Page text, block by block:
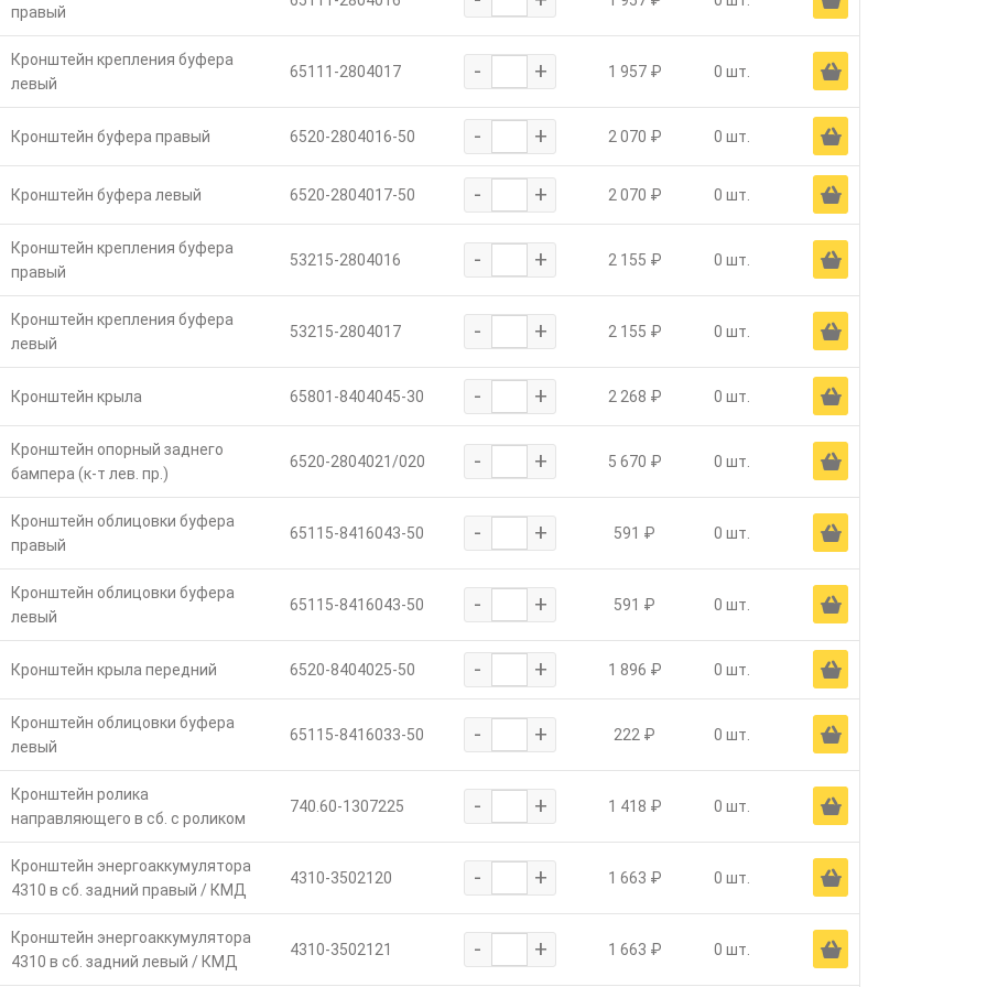
правый
Кронштейн крепления буфера
левый
65111-2804017 - + 1 957 ₽ 0 шт. Ä
Кронштейн буфера правый 6520-2804016-50 - + 2 070 ₽ 0 шт. Ä
Кронштейн буфера левый 6520-2804017-50 - + 2 070 ₽ 0 шт. Ä
Кронштейн крепления буфера
правый
53215-2804016 - + 2 155 ₽ 0 шт. Ä
Кронштейн крепления буфера
левый
53215-2804017 - + 2 155 ₽ 0 шт. Ä
Кронштейн крыла 65801-8404045-30 - + 2 268 ₽ 0 шт. Ä
Кронштейн опорный заднего
бампера (к-т лев. пр.)
6520-2804021/020 - + 5 670 ₽ 0 шт. Ä
Кронштейн облицовки буфера
правый
65115-8416043-50 - + 591 ₽ 0 шт. Ä
Кронштейн облицовки буфера
левый
65115-8416043-50 - + 591 ₽ 0 шт. Ä
Кронштейн крыла передний 6520-8404025-50 - + 1 896 ₽ 0 шт. Ä
Кронштейн облицовки буфера
левый
65115-8416033-50 - + 222 ₽ 0 шт. Ä
Кронштейн ролика
направляющего в сб. с роликом
740.60-1307225 - + 1 418 ₽ 0 шт. Ä
Кронштейн энергоаккумулятора
4310 в сб. задний правый / КМД
4310-3502120 - + 1 663 ₽ 0 шт. Ä
Кронштейн энергоаккумулятора
4310 в сб. задний левый / КМД
4310-3502121 - + 1 663 ₽ 0 шт. Ä